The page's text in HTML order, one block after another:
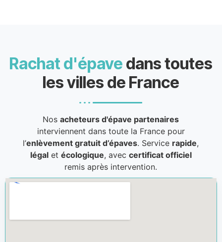
Rachat d'épave dans toutes
les villes de France
Nosacheteurs d'épave partenaires
interviennent dans toute la France pour
l’enlèvement gratuit d’épaves. Service rapide,
légalet écologique, avec certificat officiel
remis après intervention.